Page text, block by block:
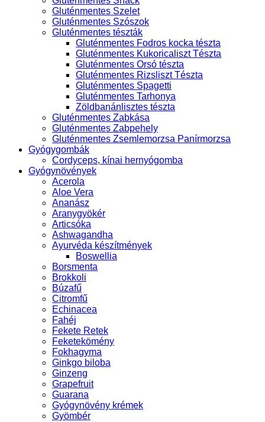
Gluténmentes Szelet
Gluténmentes Szószok
Gluténmentes tészták
Gluténmentes Fodros kocka tészta
Gluténmentes Kukoricaliszt Tészta
Gluténmentes Orsó tészta
Gluténmentes Rizsliszt Tészta
Gluténmentes Spagetti
Gluténmentes Tarhonya
Zöldbanánlisztes tészta
Gluténmentes Zabkása
Gluténmentes Zabpehely
Gluténmentes Zsemlemorzsa Panírmorzsa
Gyógygombák
Cordyceps, kínai hernyógomba
Gyógynövények
Acerola
Aloe Vera
Ananász
Aranygyökér
Articsóka
Ashwagandha
Ayurvéda készítmények
Boswellia
Borsmenta
Brokkoli
Búzafű
Citromfű
Echinacea
Fahéj
Fekete Retek
Feketekömény
Fokhagyma
Ginkgo biloba
Ginzeng
Grapefruit
Guarana
Gyógynövény krémek
Gyömbér